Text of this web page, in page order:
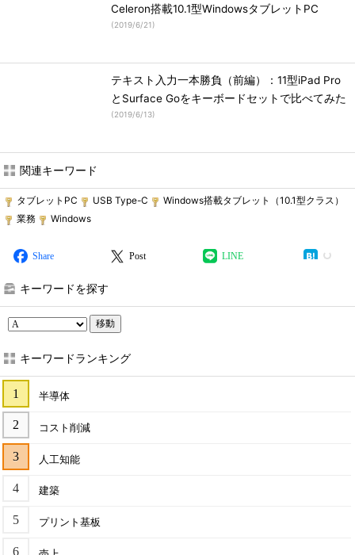
Celeron搭載10.1型WindowsタブレットPC
(2019/6/21)
テキスト入力一本勝負（前編）：11型iPad Pro
とSurface Goをキーボードセットで比べてみた
(2019/6/13)
関連キーワード
タブレットPC USB Type-C
Windows搭載タブレット（10.1型クラス）
業務
Windows
Share Post LINE
キーワードを探す
移動
キーワードランキング
半導体
コスト削減
人工知能
建築
プリント基板